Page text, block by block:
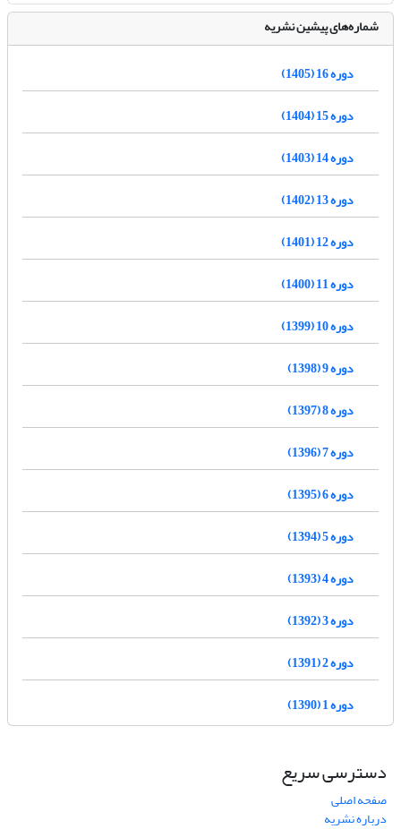
شماره‌های پیشین نشریه
دوره 16 (1405)
دوره 15 (1404)
دوره 14 (1403)
دوره 13 (1402)
دوره 12 (1401)
دوره 11 (1400)
دوره 10 (1399)
دوره 9 (1398)
دوره 8 (1397)
دوره 7 (1396)
دوره 6 (1395)
دوره 5 (1394)
دوره 4 (1393)
دوره 3 (1392)
دوره 2 (1391)
دوره 1 (1390)
دسترسی سریع
صفحه اصلی
درباره نشریه